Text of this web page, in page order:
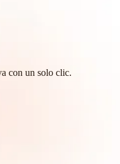
con un solo clic.